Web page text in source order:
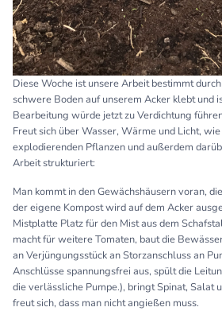
Diese Woche ist unsere Arbeit bestimmt
schwere Boden auf unserem Acker klebt und
Bearbeitung würde jetzt zu Verdichtung
Freut sich über Wasser, Wärme und Licht,
explodierenden Pflanzen und außerdem
Arbeit strukturiert:
Man kommt in den Gewächshäusern voran,
der eigene Kompost wird auf dem Acker
Mistplatte Platz für den Mist aus dem
macht für weitere Tomaten, baut die
an Verjüngungsstück an Storzanschluss an
Anschlüsse spannungsfrei aus, spült die
die verlässliche Pumpe.), bringt Spinat, Salat
freut sich, dass man nicht angießen muss.